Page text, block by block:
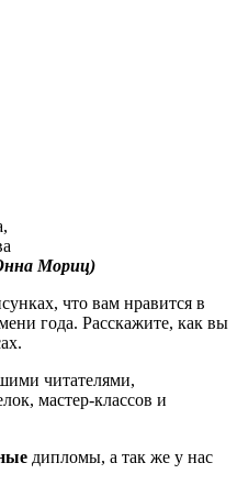
Мориц)
что вам нравится в
года. Расскажите, как вы
читателями,
мастер-классов и
дипломы, а так же у нас